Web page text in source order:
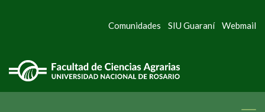
Comunidades SIU Guaraní Webmail